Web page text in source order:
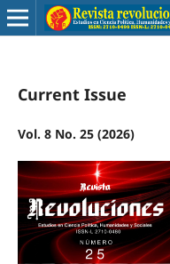
Current Issue
Vol. 8 No. 25 (2026)